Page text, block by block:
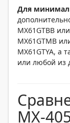
Для
MX61GTBB
MX61GTMB
MX61GTYA, а
или любой из
MX-